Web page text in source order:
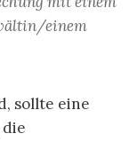
einem
sollte eine